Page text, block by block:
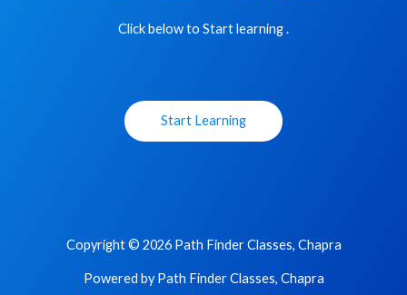
Click below to Start learning .
Start Learning
Copyright © 2026 Path Finder Classes, Chapra
Powered by Path Finder Classes, Chapra